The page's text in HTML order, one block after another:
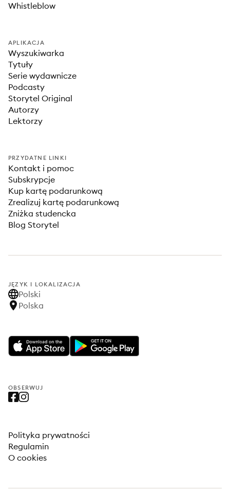
Whistleblow
APLIKACJA
Wyszukiwarka
Tytuły
Serie wydawnicze
Podcasty
Storytel Original
Autorzy
Lektorzy
PRZYDATNE LINKI
Kontakt i pomoc
Subskrypcje
Kup kartę podarunkową
Zrealizuj kartę podarunkową
Zniżka studencka
Blog Storytel
JĘZYK I LOKALIZACJA
Polski
Polska
OBSERWUJ
Polityka prywatności
Regulamin
O cookies